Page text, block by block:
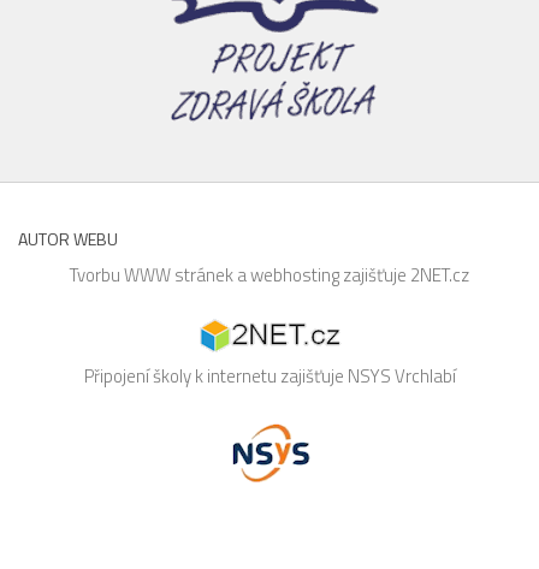
AUTOR WEBU
Tvorbu WWW stránek a webhosting zajišťuje 2NET.cz
Připojení školy k internetu zajišťuje NSYSVrchlabí